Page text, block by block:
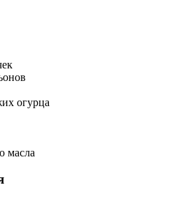
огурца
масла